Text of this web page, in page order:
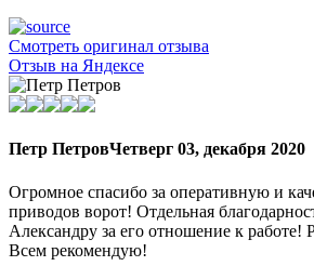
Смотреть оригинал отзыва
Отзыв на Яндексе
Петр ПетровЧетверг 03, декабря 2020
Огромное спасибо за оперативную и
приводов ворот! Отдельная
Александру за его отношение к работе!
Всем рекомендую!